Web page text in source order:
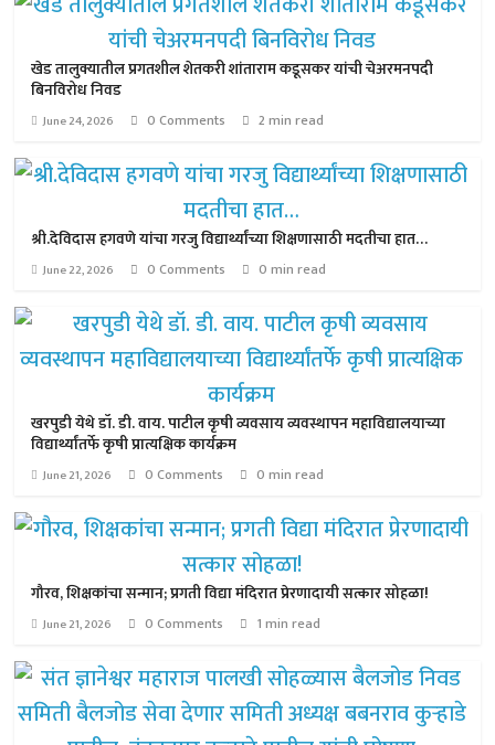
खेड तालुक्यातील प्रगतशील शेतकरी शांताराम कडूसकर यांची चेअरमनपदी
बिनविरोध निवड
June 24, 2026 0 Comments 2 min read
श्री.देविदास हगवणे यांचा गरजु विद्यार्थ्यांच्या शिक्षणासाठी मदतीचा हात…
June 22, 2026 0 Comments 0 min read
खरपुडी येथे डॉ. डी. वाय. पाटील कृषी व्यवसाय व्यवस्थापन महाविद्यालयाच्या
विद्यार्थ्यांतर्फे कृषी प्रात्यक्षिक कार्यक्रम
June 21, 2026 0 Comments 0 min read
गौरव, शिक्षकांचा सन्मान; प्रगती विद्या मंदिरात प्रेरणादायी सत्कार सोहळा!
June 21, 2026 0 Comments 1 min read